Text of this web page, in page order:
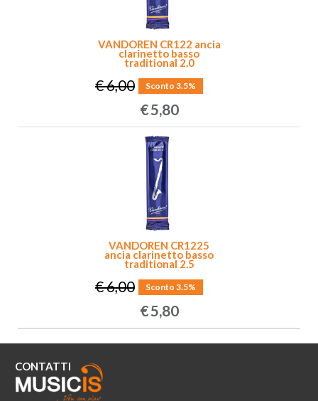
VANDOREN CR122 ancia
clarinetto basso
traditional 2.0
€ 6,00 Sconto 3.5%
€5,80
VANDOREN CR1225
ancia clarinetto basso
traditional 2.5
€ 6,00 Sconto 3.5%
€5,80
CONTATTI